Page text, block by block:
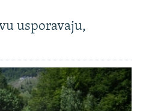
usporavaju,